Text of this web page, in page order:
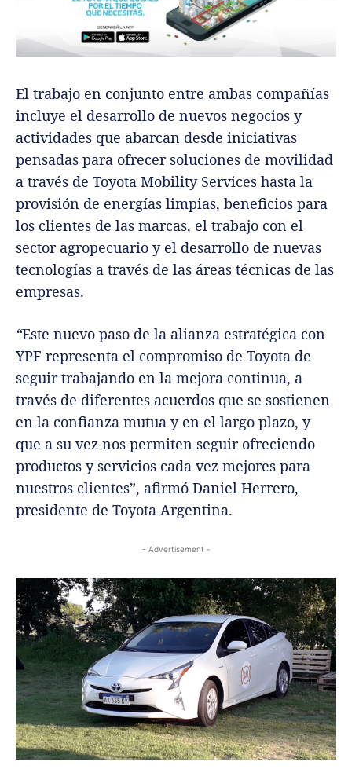
El trabajo en conjunto entre ambas compañías
incluye el desarrollo de nuevos negocios y
actividades que abarcan desde iniciativas
pensadas para ofrecer soluciones de movilidad
a través de Toyota Mobility Services hasta la
provisión de energías limpias, beneficios para
los clientes de las marcas, el trabajo con el
sector agropecuario y el desarrollo de nuevas
tecnologías a través de las áreas técnicas de las
empresas.
“Este nuevo paso de la alianza estratégica con
YPF representa el compromiso de Toyota de
seguir trabajando en la mejora continua, a
través de diferentes acuerdos que se sostienen
en la confianza mutua y en el largo plazo, y
que a su vez nos permiten seguir ofreciendo
productos y servicios cada vez mejores para
nuestros clientes”, afirmó Daniel Herrero,
presidente de Toyota Argentina.
- Advertisement -